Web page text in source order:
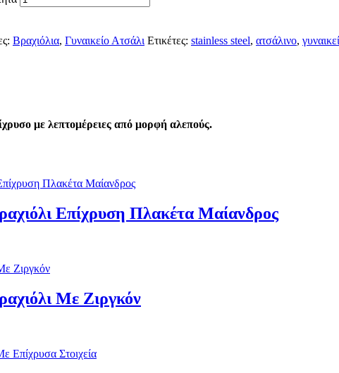
Βραχιόλια, Γυναικείο Ατσάλι Ετικέτες: stainless steel, ατσάλινο,
με λεπτομέρειες από μορφή αλεπούς.
Επίχρυση Πλακέτα Μαίανδρος
Με Ζιργκόν